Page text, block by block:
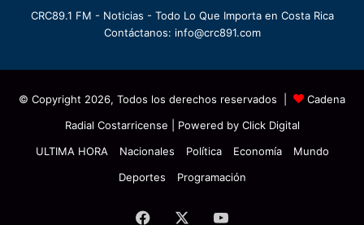
CRC89.1 FM - Noticias - Todo Lo Que Importa en Costa Rica
Contáctanos: info@crc891.com
© Copyright 2026, Todos los derechos reservados |
Cadena
Radial Costarricense | Powered by Click Digital
ULTIMA HORA
Nacionales Política Economía
Mundo
Deportes
Programación
Facebook YouTube